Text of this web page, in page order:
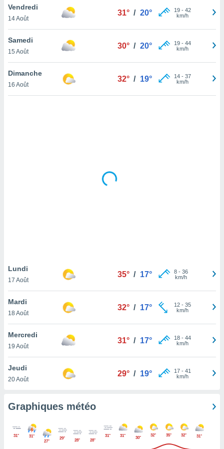
en
de
pas
de
à
cas,
que
sur le
ne
Vendredi
14 Août
31° / 20° 19- 42
km/h
Samedi
15 Août
30° / 20° 19- 44
km/h
Dimanche
16 Août
32° / 19° 14- 37
km/h
Lundi
17 Août
35° / 17° 8- 36
km/h
Mardi
18 Août
32° / 17° 12- 35
km/h
Mercredi
19 Août
31° / 17° 18- 44
km/h
Jeudi
20 Août
29° / 19° 17- 41
km/h
Graphiques météo
31°
31°
27°
29° 28° 28°
31° 31° 30°
32° 35° 32° 31°